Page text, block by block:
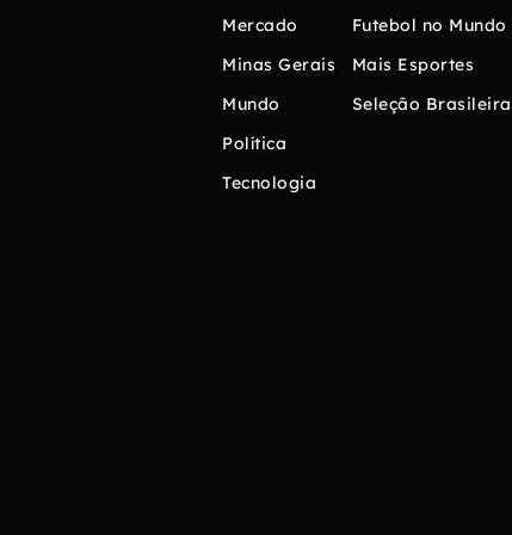
Mercado
Minas Gerais
Mundo
Política
Tecnologia
Futebol no Mundo
Mais Esportes
Seleção Brasileira